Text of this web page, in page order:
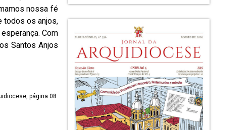
nossa fé
todos os anjos,
Com
Santos Anjos
página 08.